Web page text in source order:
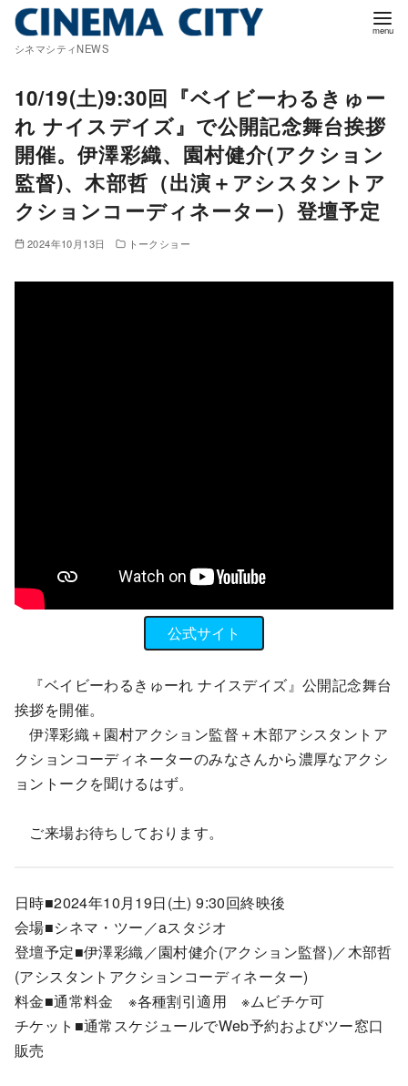
シネマシティNEWS
10/19(土)9:30回『ベイビーわるきゅー
れ ナイスデイズ』で公開記念舞台挨拶
開催。伊澤彩織、園村健介(アクション
監督)、木部哲（出演＋アシスタントア
クションコーディネーター）登壇予定
2024年10月13日 トークショー
公式サイト
『ベイビーわるきゅーれ ナイスデイズ』公開記念舞台
挨拶を開催。
伊澤彩織＋園村アクション監督＋木部アシスタントア
クションコーディネーターのみなさんから濃厚なアクシ
ョントークを聞けるはず。
ご来場お待ちしております。
日時■2024年10月19日(土) 9:30回終映後
会場■シネマ・ツー／aスタジオ
登壇予定■伊澤彩織／園村健介(アクション監督)／木部哲
(アシスタントアクションコーディネーター)
料金■通常料金 ※各種割引適用 ※ムビチケ可
チケット■通常スケジュールでWeb予約およびツー窓口
販売